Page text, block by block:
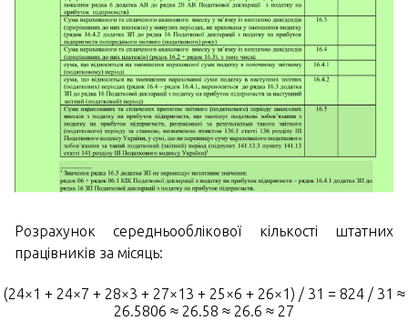
Розрахунок середньооблікової кількості штатних
працівників за місяць:
(24×1 + 24×7 + 28×3 + 27×13 + 25×6 + 26×1) / 31 = 824 / 31 ≈
26.5806 ≈ 26.58 ≈ 26.6 ≈ 27